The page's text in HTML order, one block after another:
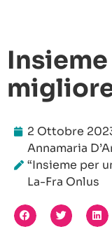
2 Ottobre
Annamaria
“Insieme per
La-Fra Onlus